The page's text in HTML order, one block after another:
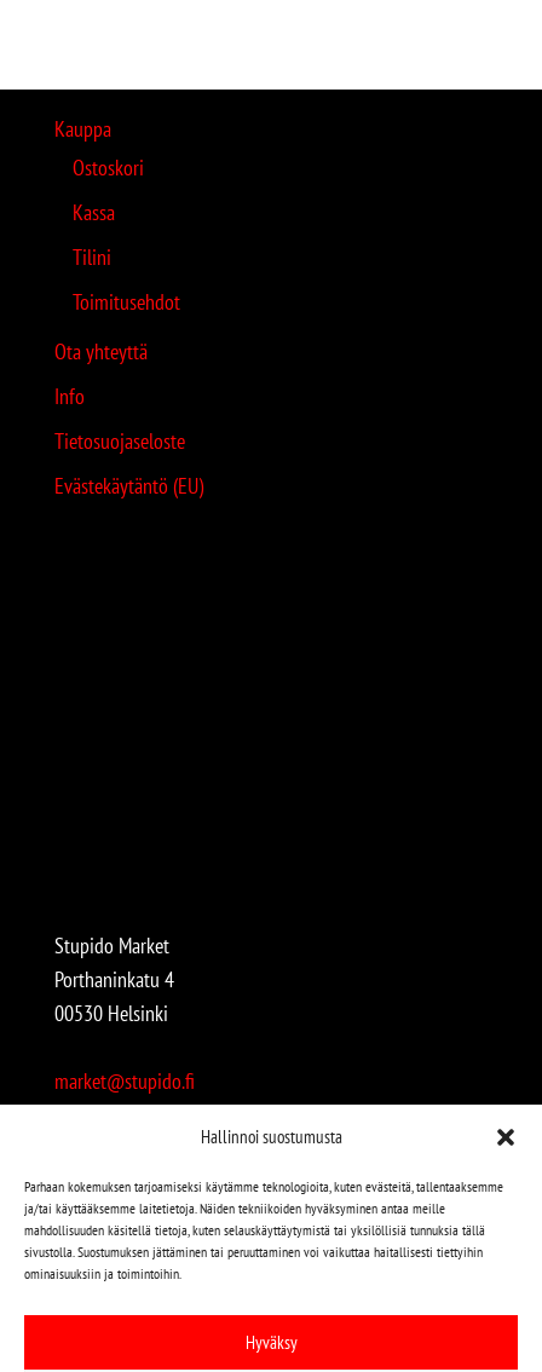
Hallinnoi suostumusta
Parhaan kokemuksen tarjoamiseksi käytämme teknologioita, kuten evästeitä, tallentaaksemme
ja/tai käyttääksemme laitetietoja. Näiden tekniikoiden hyväksyminen antaa meille
mahdollisuuden käsitellä tietoja, kuten selauskäyttäytymistä tai yksilöllisiä tunnuksia tällä
sivustolla. Suostumuksen jättäminen tai peruuttaminen voi vaikuttaa haitallisesti tiettyihin
ominaisuuksiin ja toimintoihin.
Hyväksy
Kauppa
Ostoskori
Kassa
Tilini
Toimitusehdot
Ota yhteyttä
Info
Tietosuojaseloste
Evästekäytäntö (EU)
Stupido Market
Porthaninkatu 4
00530 Helsinki
market@stupido.fi
Avoinna:
arkisin 12-18
lauantaisin 12-17
Stupido löytyy myös kivijalasta!